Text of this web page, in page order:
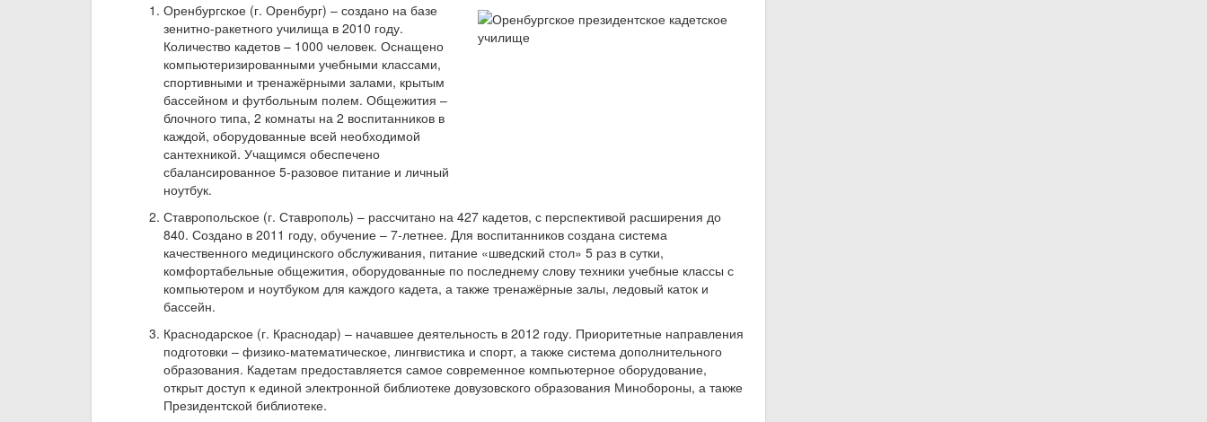
Оренбургское (г. Оренбург) – создано на базе
зенитно-ракетного училища в 2010 году.
Количество кадетов – 1000 человек. Оснащено
компьютеризированными учебными классами,
спортивными и тренажёрными залами, крытым
бассейном и футбольным полем. Общежития –
блочного типа, 2 комнаты на 2 воспитанников в
каждой, оборудованные всей необходимой
сантехникой. Учащимся обеспечено
сбалансированное 5-разовое питание и личный
ноутбук.
Ставропольское (г. Ставрополь) – рассчитано на 427 кадетов, с перспективой расширения до
840. Создано в 2011 году, обучение – 7-летнее. Для воспитанников создана система
качественного медицинского обслуживания, питание «шведский стол» 5 раз в сутки,
комфортабельные общежития, оборудованные по последнему слову техники учебные классы с
компьютером и ноутбуком для каждого кадета, а также тренажёрные залы, ледовый каток и
бассейн.
Краснодарское (г. Краснодар) – начавшее деятельность в 2012 году. Приоритетные направления
подготовки – физико-математическое, лингвистика и спорт, а также система дополнительного
образования. Кадетам предоставляется самое современное компьютерное оборудование,
открыт доступ к единой электронной библиотеке довузовского образования Минобороны, а также
Президентской библиотеке.